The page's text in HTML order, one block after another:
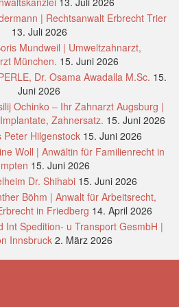
| Rechtsanwalt Erbrecht Trier
13. Juli 2026
Mundweil | Umweltzahnarzt,
München. 15. Juni 2026
Dr. Osama Awadalla M.Sc. 15.
Juni 2026
Ochinko – Ihr Zahnarzt Augsburg |
Zahnersatz. 15. Juni 2026
Hilgenstock 15. Juni 2026
Woll | Anwältin für Familienrecht in
15. Juni 2026
Dr. Shihabi 15. Juni 2026
Böhm | Anwalt für Arbeitsrecht,
in Friedberg 14. April 2026
Int Spedition- u Transport GesmbH |
Innsbruck 2. März 2026